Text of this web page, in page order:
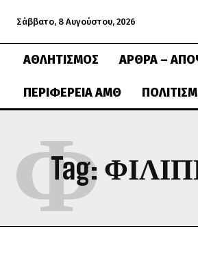
Σάββατο, 8 Αυγούστου, 2026
ΑΘΛΗΤΙΣΜΌΣ ΆΡΘΡΑ –
ΠΕΡΙΦΈΡΕΙΑ ΑΜΘ
Tag:
Φ